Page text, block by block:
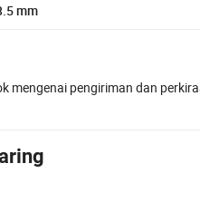
mm
mengenai pengiriman dan